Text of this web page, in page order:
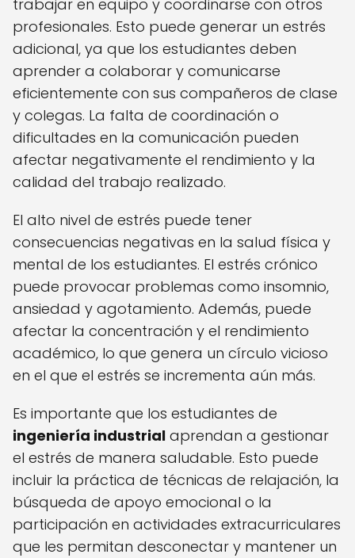
trabajar en equipo y coordinarse con otros
profesionales. Esto puede generar un estrés
adicional, ya que los estudiantes deben
aprender a colaborar y comunicarse
eficientemente con sus compañeros de clase
y colegas. La falta de coordinación o
dificultades en la comunicación pueden
afectar negativamente el rendimiento y la
calidad del trabajo realizado.
El alto nivel de estrés puede tener
consecuencias negativas en la salud física y
mental de los estudiantes. El estrés crónico
puede provocar problemas como insomnio,
ansiedad y agotamiento. Además, puede
afectar la concentración y el rendimiento
académico, lo que genera un círculo vicioso
en el que el estrés se incrementa aún más.
Es importante que los estudiantes de
ingeniería industrial aprendan a gestionar
el estrés de manera saludable. Esto puede
incluir la práctica de técnicas de relajación, la
búsqueda de apoyo emocional o la
participación en actividades extracurriculares
que les permitan desconectar y mantener un